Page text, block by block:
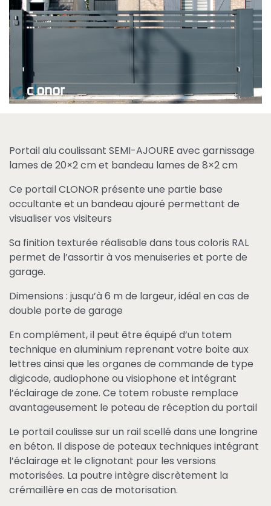
Portail alu coulissant SEMI-AJOURE avec garnissage
lames de 20×2 cm et bandeau lames de 8×2 cm
Ce portail CLONOR présente une partie base
occultante et un bandeau ajouré permettant de
visualiser vos visiteurs
Sa finition texturée réalisable dans tous coloris RAL
permet de l’assortir à vos menuiseries et porte de
garage.
Dimensions : jusqu’à 6 m de largeur, idéal en cas de
double porte de garage
En complément, il peut être équipé d’un totem
technique en aluminium reprenant votre boite aux
lettres ainsi que les organes de commande de type
digicode, audiophone ou visiophone et intégrant
l’éclairage de zone. Ce totem robuste remplace
avantageusement le poteau de réception du portail
Le portail coulisse sur un rail scellé dans une longrine
en béton. Il dispose de poteaux techniques intégrant
l’éclairage et le clignotant pour les versions
motorisées. La poutre intègre discrètement la
crémaillère en cas de motorisation.